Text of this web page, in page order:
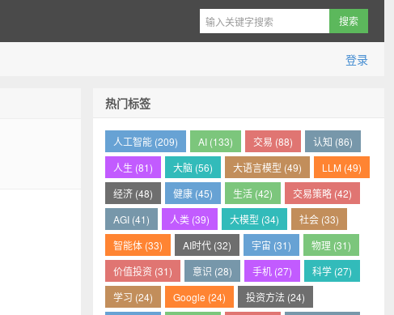
登录
热门标签
人工智能 (209) AI (133) 交易 (88)
认知 (86)
人生 (81)
大脑 (56) 大语言模型 (49)
LLM (49)
经济 (48)
健康 (45) 生活 (42)
交易策略 (42)
AGI (41)
人类 (39) 大模型 (34)
社会 (33)
智能体 (33)
AI时代 (32) 宇宙 (31)
物理 (31)
价值投资 (31)
意识 (28) 手机 (27)
科学 (27)
学习 (24)
Google (24)
投资方法 (24)